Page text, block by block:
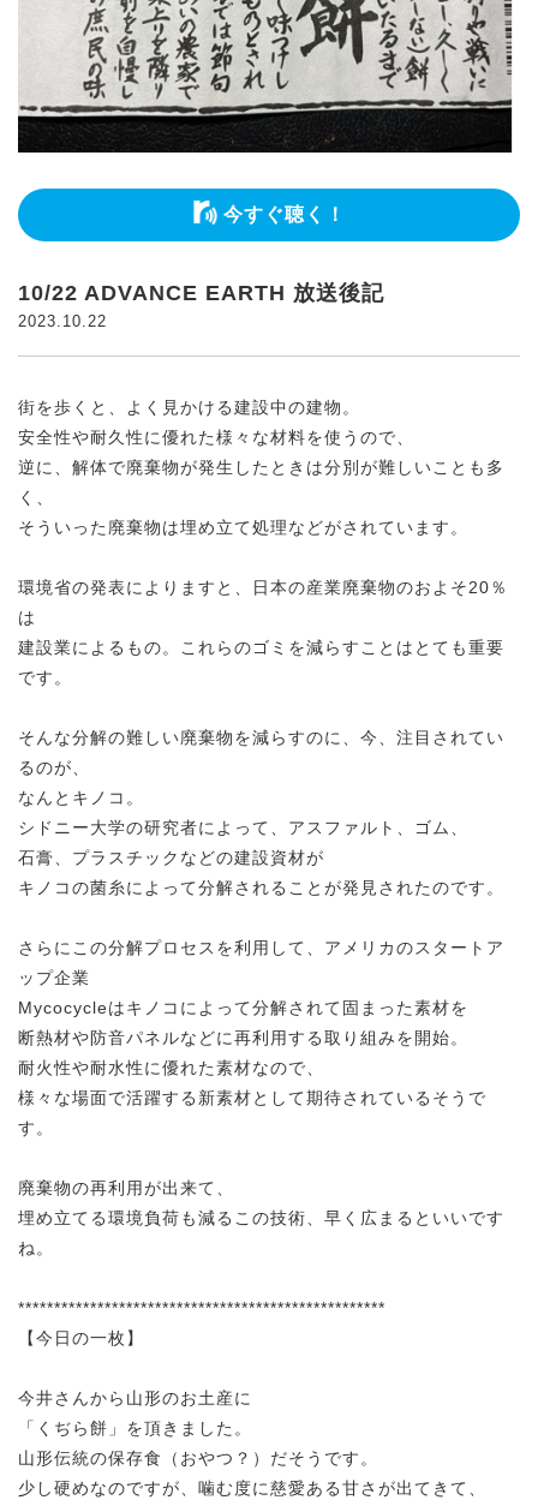
今すぐ聴く！
10/22 ADVANCE EARTH 放送後記
2023.10.22
街を歩くと、よく見かける建設中の建物。
安全性や耐久性に優れた様々な材料を使うので、
逆に、解体で廃棄物が発生したときは分別が難しいことも多
く、
そういった廃棄物は埋め立て処理などがされています。
環境省の発表によりますと、日本の産業廃棄物のおよそ20％
は
建設業によるもの。これらのゴミを減らすことはとても重要
です。
そんな分解の難しい廃棄物を減らすのに、今、注目されてい
るのが、
なんとキノコ。
シドニー大学の研究者によって、アスファルト、ゴム、
石膏、プラスチックなどの建設資材が
キノコの菌糸によって分解されることが発見されたのです。
さらにこの分解プロセスを利用して、アメリカのスタートア
ップ企業
Mycocycleはキノコによって分解されて固まった素材を
断熱材や防音パネルなどに再利用する取り組みを開始。
耐火性や耐水性に優れた素材なので、
様々な場面で活躍する新素材として期待されているそうで
す。
廃棄物の再利用が出来て、
埋め立てる環境負荷も減るこの技術、早く広まるといいです
ね。
***************************************************
【今日の一枚】
今井さんから山形のお土産に
「くぢら餅」を頂きました。
山形伝統の保存食（おやつ？）だそうです。
少し硬めなのですが、噛む度に慈愛ある甘さが出てきて、